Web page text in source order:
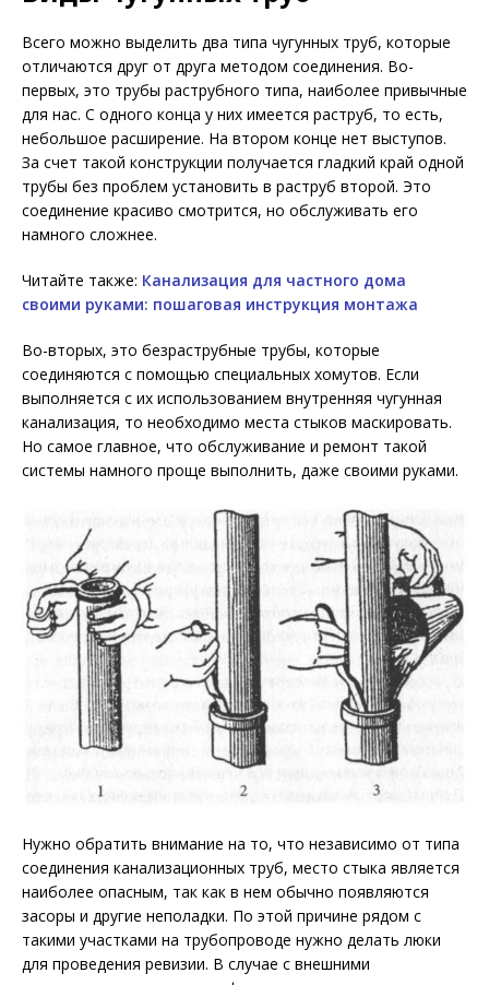
Всего можно выделить два типа чугунных труб, которые
отличаются друг от друга методом соединения. Во-
первых, это трубы раструбного типа, наиболее привычные
для нас. С одного конца у них имеется раструб, то есть,
небольшое расширение. На втором конце нет выступов.
За счет такой конструкции получается гладкий край одной
трубы без проблем установить в раструб второй. Это
соединение красиво смотрится, но обслуживать его
намного сложнее.
Читайте также: Канализация для частного дома
своими руками: пошаговая инструкция монтажа
Во-вторых, это безраструбные трубы, которые
соединяются с помощью специальных хомутов. Если
выполняется с их использованием внутренняя чугунная
канализация, то необходимо места стыков маскировать.
Но самое главное, что обслуживание и ремонт такой
системы намного проще выполнить, даже своими руками.
Нужно обратить внимание на то, что независимо от типа
соединения канализационных труб, место стыка является
наиболее опасным, так как в нем обычно появляются
засоры и другие неполадки. По этой причине рядом с
такими участками на трубопроводе нужно делать люки
для проведения ревизии. В случае с внешними